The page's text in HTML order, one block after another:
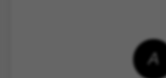
A